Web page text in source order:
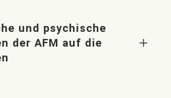
und psychische
der AFM auf die